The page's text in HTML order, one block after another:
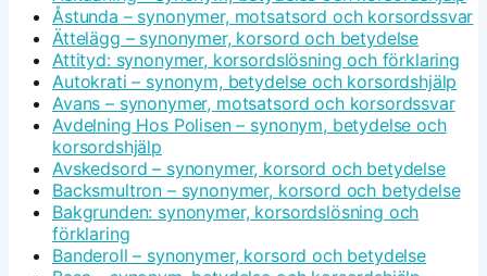
Åstunda – synonymer, motsatsord och korsordssvar
Ättelägg – synonymer, korsord och betydelse
Attityd: synonymer, korsordslösning och förklaring
Autokrati – synonym, betydelse och korsordshjälp
Avans – synonymer, motsatsord och korsordssvar
Avdelning Hos Polisen – synonym, betydelse och
korsordshjälp
Avskedsord – synonymer, korsord och betydelse
Backsmultron – synonymer, korsord och betydelse
Bakgrunden: synonymer, korsordslösning och
förklaring
Banderoll – synonymer, korsord och betydelse